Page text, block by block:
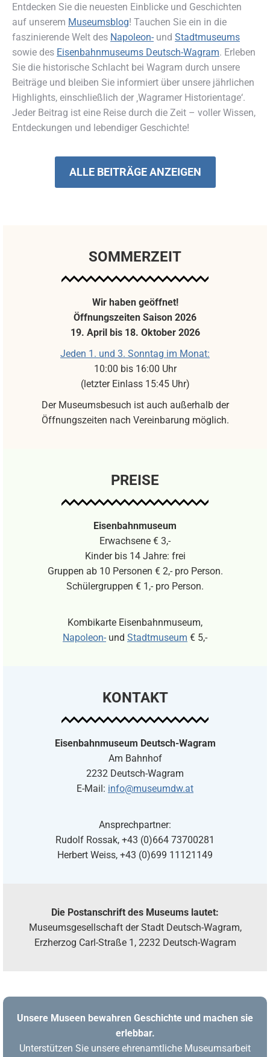
Entdecken Sie die neuesten Einblicke und Geschichten
auf unserem Museumsblog! Tauchen Sie ein in die
faszinierende Welt des Napoleon- und Stadtmuseums
sowie des Eisenbahnmuseums Deutsch-Wagram. Erleben
Sie die historische Schlacht bei Wagram durch unsere
Beiträge und bleiben Sie informiert über unsere jährlichen
Highlights, einschließlich der ‚Wagramer Historientage‘.
Jeder Beitrag ist eine Reise durch die Zeit – voller Wissen,
Entdeckungen und lebendiger Geschichte!
ALLE BEITRÄGE ANZEIGEN
SOMMERZEIT
Wir haben geöffnet!
Öffnungszeiten Saison 2026
19. April bis 18. Oktober 2026
Jeden 1. und 3. Sonntag im Monat:
10:00 bis 16:00 Uhr
(letzter Einlass 15:45 Uhr)
Der Museumsbesuch ist auch außerhalb der
Öffnungszeiten nach Vereinbarung möglich.
PREISE
Eisenbahnmuseum
Erwachsene € 3,-
Kinder bis 14 Jahre: frei
Gruppen ab 10 Personen € 2,- pro Person.
Schülergruppen € 1,- pro Person.
Kombikarte Eisenbahnmuseum,
Napoleon- und Stadtmuseum € 5,-
KONTAKT
Eisenbahnmuseum Deutsch-Wagram
Am Bahnhof
2232 Deutsch-Wagram
E-Mail: info@museumdw.at
Ansprechpartner:
Rudolf Rossak, +43 (0)664 73700281
Herbert Weiss, +43 (0)699 11121149
Die Postanschrift des Museums lautet:
Museumsgesellschaft der Stadt Deutsch-Wagram,
Erzherzog Carl-Straße 1, 2232 Deutsch-Wagram
Unsere Museen bewahren Geschichte und machen sie
erlebbar.
Unterstützen Sie unsere ehrenamtliche Museumsarbeit